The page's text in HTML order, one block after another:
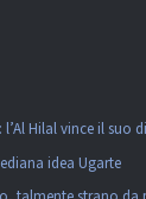
Hilal vince il suo
idea Ugarte